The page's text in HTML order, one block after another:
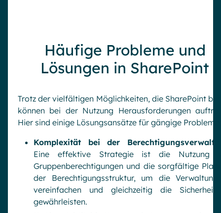
Häufige Probleme und
Lösungen in SharePoint
Trotz der vielfältigen Möglichkeiten, die SharePoint
können bei der Nutzung Herausforderungen
Hier sind einige Lösungsansätze für gängige Probleme:
Komplexität bei der
Eine effektive Strategie ist die Nutzung
Gruppenberechtigungen und die sorgfältige
der Berechtigungsstruktur, um die
vereinfachen und gleichzeitig die Sicherheit
gewährleisten.